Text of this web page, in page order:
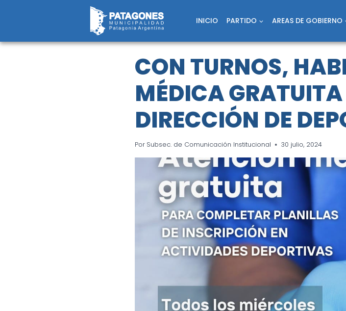
INICIO PARTIDO AREAS DE GOBIERNO
CON TURNOS,
MÉDICA
DIRECCIÓN DE
Por Subsec. de Comunicación Institucional 30 julio, 2024